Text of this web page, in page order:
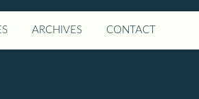
ARCHIVES CONTACT